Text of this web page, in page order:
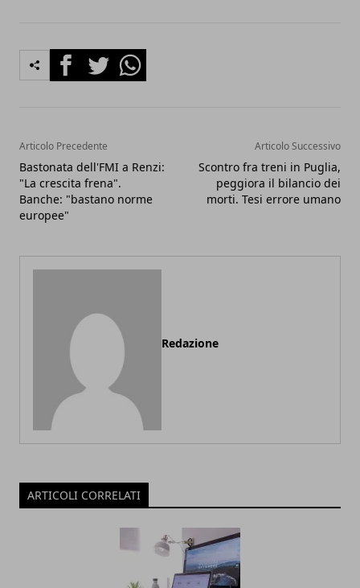
FacebookTwitterWhatsapp
Articolo Precedente
Bastonata dell'FMI a Renzi:
"La crescita frena".
Banche: "bastano norme
europee"
Articolo Successivo
Scontro fra treni in Puglia,
peggiora il bilancio dei
morti. Tesi errore umano
Redazione
ARTICOLI CORRELATI